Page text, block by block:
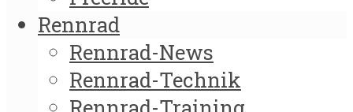
Rennrad
Rennrad-News
Rennrad-Technik